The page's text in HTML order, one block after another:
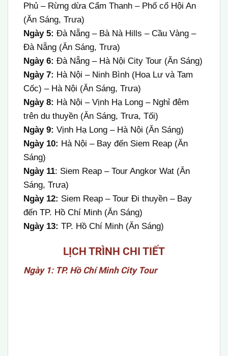
Phủ – Rừng dừa Cẩm Thanh – Phố cổ Hội An
(Ăn Sáng, Trưa)
Ngày 5: Đà Nẵng – Bà Nà Hills – Cầu Vàng –
Đà Nẵng (Ăn Sáng, Trưa)
Ngày 6: Đà Nẵng – Hà Nội City Tour (Ăn Sáng)
Ngày 7: Hà Nội – Ninh Bình (Hoa Lư và Tam
Cốc) – Hà Nội (Ăn Sáng, Trưa)
Ngày 8: Hà Nội – Vịnh Hạ Long – Nghỉ đêm
trên du thuyền (Ăn Sáng, Trưa, Tối)
Ngày 9: Vịnh Hạ Long – Hà Nội (Ăn Sáng)
Ngày 10: Hà Nội – Bay đến Siem Reap (Ăn
Sáng)
Ngày 11: Siem Reap – Tour Angkor Wat (Ăn
Sáng, Trưa)
Ngày 12: Siem Reap – Tour Đi thuyền – Bay
đến TP. Hồ Chí Minh (Ăn Sáng)
Ngày 13: TP. Hồ Chí Minh (Ăn Sáng)
LỊCH TRÌNH CHI TIẾT
Ngày 1: TP. Hồ Chí Minh City Tour